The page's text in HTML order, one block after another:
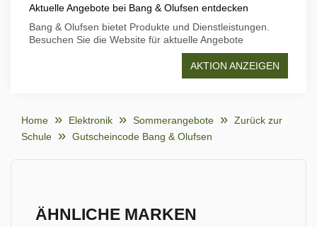
Aktuelle Angebote bei Bang & Olufsen entdecken
Bang & Olufsen bietet Produkte und Dienstleistungen.
Besuchen Sie die Website für aktuelle Angebote
AKTION ANZEIGEN
Home Elektronik Sommerangebote
Zurück zur
Schule
Gutscheincode Bang & Olufsen
ÄHNLICHE MARKEN